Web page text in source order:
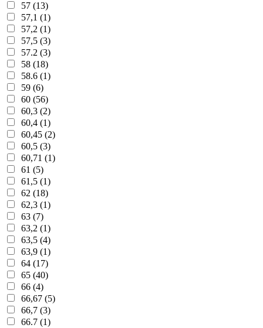
57 (13)
57,1 (1)
57,2 (1)
57,5 (3)
57.2 (3)
58 (18)
58.6 (1)
59 (6)
60 (56)
60,3 (2)
60,4 (1)
60,45 (2)
60,5 (3)
60,71 (1)
61 (5)
61,5 (1)
62 (18)
62,3 (1)
63 (7)
63,2 (1)
63,5 (4)
63,9 (1)
64 (17)
65 (40)
66 (4)
66,67 (5)
66,7 (3)
66.7 (1)